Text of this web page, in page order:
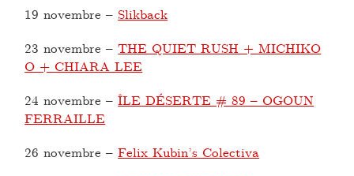
19 novembre – Slikback
23 novembre –THE QUIET RUSH + MICHIKO
O + CHIARA LEE
24 novembre –ÎLE DÉSERTE # 89 – OGOUN
FERRAILLE
26 novembre –Felix Kubin’s Colectiva